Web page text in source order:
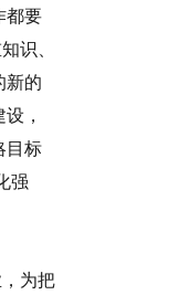
都要
识、
新的
，
目标
强
为把